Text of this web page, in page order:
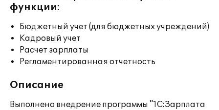
функции:
Бюджетный учет (для бюджетных учреждений)
Кадровый учет
Расчет зарплаты
Регламентированная отчетность
Описание
Выполнено внедрение программы "1С:Зарплата